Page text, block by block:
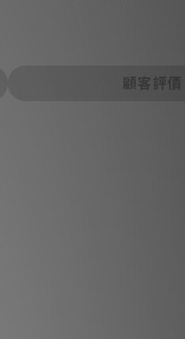
顧客評價